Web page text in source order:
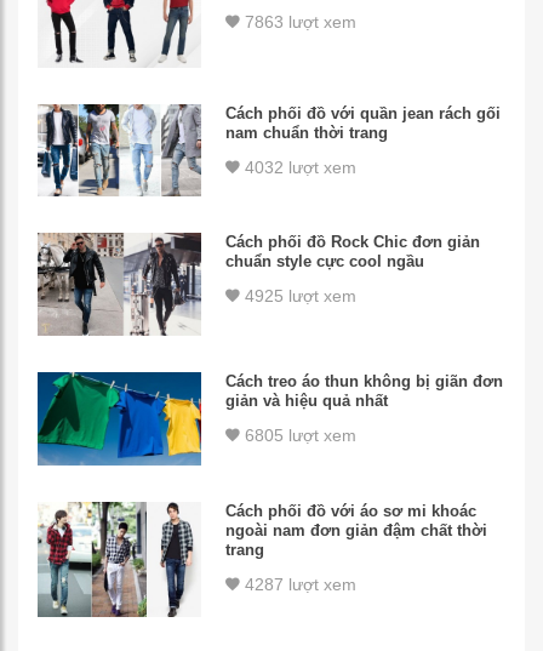
7863 lượt xem
Cách phối đồ với quần jean rách gối
nam chuẩn thời trang
4032 lượt xem
Cách phối đồ Rock Chic đơn giản
chuẩn style cực cool ngầu
4925 lượt xem
Cách treo áo thun không bị giãn đơn
giản và hiệu quả nhất
6805 lượt xem
Cách phối đồ với áo sơ mi khoác
ngoài nam đơn giản đậm chất thời
trang
4287 lượt xem